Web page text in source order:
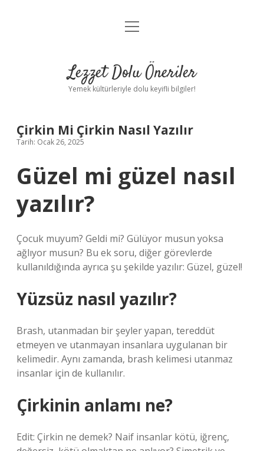
Anasayfa
Yasal Uyarı
menüyü
Lezzet Dolu Öneriler
Yemek kültürleriyle dolu keyifli bilgiler!
Çirkin Mi Çirkin Nasıl Yazılır
Tarih: Ocak 26, 2025
Güzel mi güzel nasıl
yazılır?
Çocuk muyum? Geldi mi? Gülüyor musun yoksa
ağlıyor musun? Bu ek soru, diğer görevlerde
kullanıldığında ayrıca şu şekilde yazılır: Güzel, güzel!
Yüzsüz nasıl yazılır?
Brash, utanmadan bir şeyler yapan, tereddüt
etmeyen ve utanmayan insanlara uygulanan bir
kelimedir. Aynı zamanda, brash kelimesi utanmaz
insanlar için de kullanılır.
Çirkinin anlamı ne?
Edit: Çirkin ne demek? Naif insanlar kötü, iğrenç,